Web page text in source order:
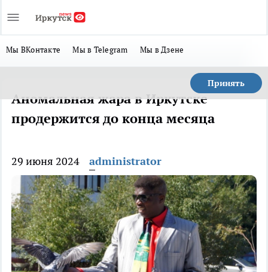
Мы ВКонтакте Мы в Telegram Мы в Дзене
Принять
Аномальная жара в Иркутске
продержится до конца месяца
29 июня 2024 administrator